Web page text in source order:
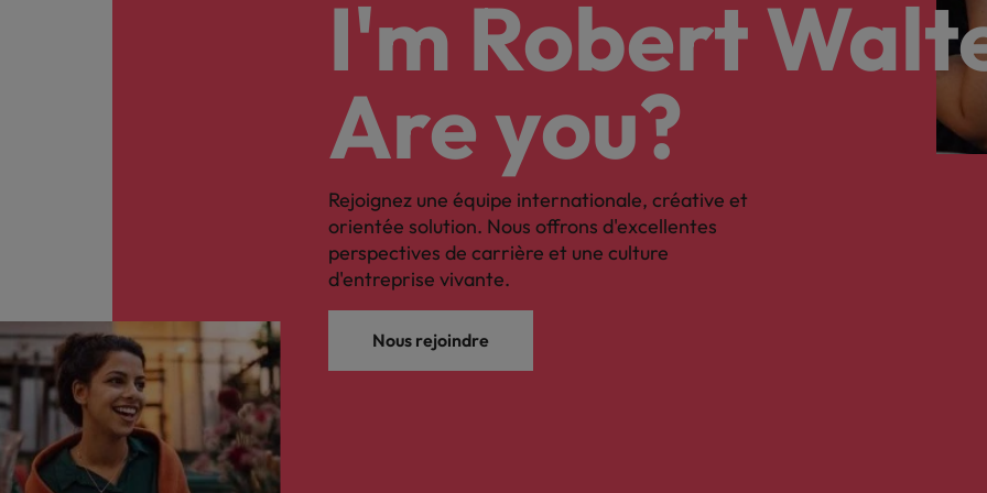
I'm Robert
Are you?
Rejoignez une équipe internationale, créative et
orientée solution. Nous offrons d'excellentes
perspectives de carrière et une culture
d'entreprise vivante.
Nous rejoindre